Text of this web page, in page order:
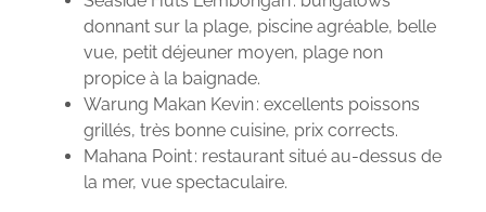
donnant sur la plage, piscine agréable, belle
vue, petit déjeuner moyen, plage non
propice à la baignade.
Warung Makan Kevin : excellents poissons
grillés, très bonne cuisine, prix corrects.
Mahana Point : restaurant situé au-dessus de
la mer, vue spectaculaire.